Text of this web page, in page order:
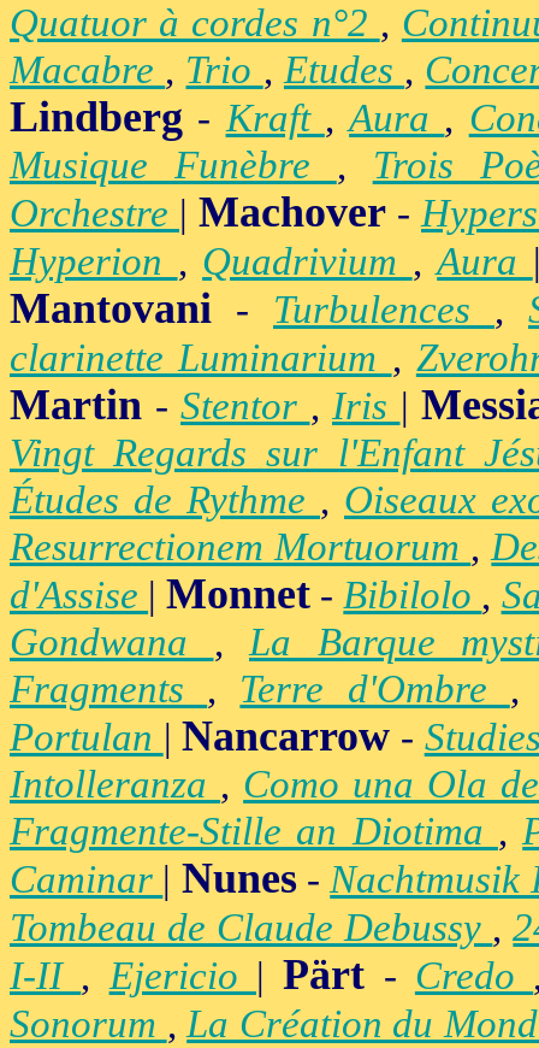
Quatuor à cordes n°2 ,
Macabre , Trio ,Etudes ,
Lindberg -Kraft ,Aura ,
Musique Funèbre , Trois
Orchestre | Machover -
Hyperion , Quadrivium ,Aura
Mantovani - Turbulences ,
clarinette Luminarium ,
Martin - Stentor , Iris |
Vingt Regards sur l'Enfant
Études de Rythme , Oiseaux
Resurrectionem Mortuorum ,
d'Assise |Monnet -Bibilolo ,
Gondwana ,La Barque
Fragments , Terre d'Ombre
Portulan |Nancarrow -
Intolleranza , Como una Ola
Fragmente-Stille an Diotima ,
Caminar | Nunes-
Tombeau de Claude Debussy ,
I-II ,Ejericio |Pärt - Credo
Sonorum ,La Création du